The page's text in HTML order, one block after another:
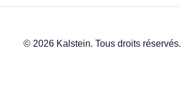
© 2026 Kalstein. Tous droits réservés.